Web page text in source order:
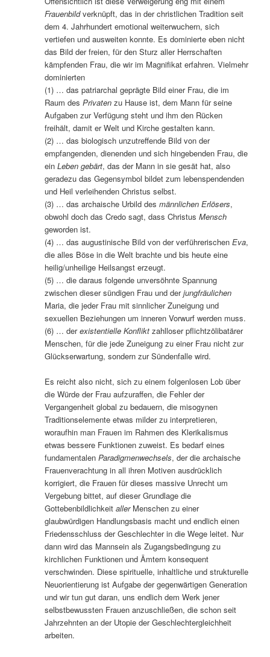
Frauenbildverknüpft, das in der christlichen Tradition seit
dem 4. Jahrhundert emotional weiterwuchern, sich
vertiefen und ausweiten konnte. Es dominierte eben nicht
das Bild der freien, für den Sturz aller Herrschaften
kämpfenden Frau, die wir im Magnifikat erfahren. Vielmehr
dominierten
(1) … das patriarchal geprägte Bild einer Frau, die im
Raum desPrivaten zu Hause ist, dem Mann für seine
Aufgaben zur Verfügung steht und ihm den Rücken
freihält, damit er Welt und Kirche gestalten kann.
(2) … das biologisch unzutreffende Bild von der
empfangenden, dienenden und sich hingebenden Frau, die
einLeben gebärt, das der Mann in sie gesät hat, also
geradezu das Gegensymbol bildet zum lebenspendenden
und Heil verleihenden Christus selbst.
(3) … das archaische Urbild desmännlichen Erlösers,
obwohl doch das Credo sagt, dass ChristusMensch
geworden ist.
(4) … das augustinische Bild von der verführerischenEva,
die alles Böse in die Welt brachte und bis heute eine
heilig/unheilige Heilsangst erzeugt.
(5) … die daraus folgende unversöhnte Spannung
zwischen dieser sündigen Frau und derjungfräulichen
Maria, die jeder Frau mit sinnlicher Zuneigung und
sexuellen Beziehungen um inneren Vorwurf werden muss.
(6) … derexistentielle Konflikt zahlloser pflichtzölibatärer
Menschen, für die jede Zuneigung zu einer Frau nicht zur
Glückserwartung, sondern zur Sündenfalle wird.
Es reicht also nicht, sich zu einem folgenlosen Lob über
die Würde der Frau aufzuraffen, die Fehler der
Vergangenheit global zu bedauern, die misogynen
Traditionselemente etwas milder zu interpretieren,
woraufhin man Frauen im Rahmen des Klerikalismus
etwas bessere Funktionen zuweist. Es bedarf eines
fundamentalenParadigmenwechsels, der die archaische
Frauenverachtung in all ihren Motiven ausdrücklich
korrigiert, die Frauen für dieses massive Unrecht um
Vergebung bittet, auf dieser Grundlage die
GottebenbildlichkeitallerMenschen zu einer
glaubwürdigen Handlungsbasis macht und endlich einen
Friedensschluss der Geschlechter in die Wege leitet. Nur
dann wird das Mannsein als Zugangsbedingung zu
kirchlichen Funktionen und Ämtern konsequent
verschwinden. Diese spirituelle, inhaltliche und strukturelle
Neuorientierung ist Aufgabe der gegenwärtigen Generation
und wir tun gut daran, uns endlich dem Werk jener
selbstbewussten Frauen anzuschließen, die schon seit
Jahrzehnten an der Utopie der Geschlechtergleichheit
arbeiten.